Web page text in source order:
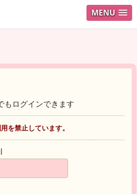
MENU
ログインできます
を禁止しています。